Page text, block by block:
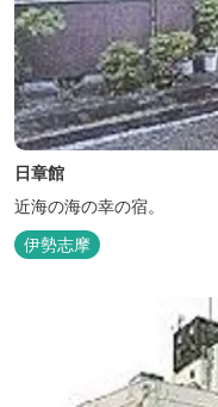
日章館
近海の海の幸の宿。
伊勢志摩